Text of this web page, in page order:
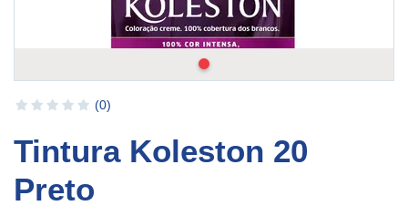
(0)
Tintura Koleston 20
Preto